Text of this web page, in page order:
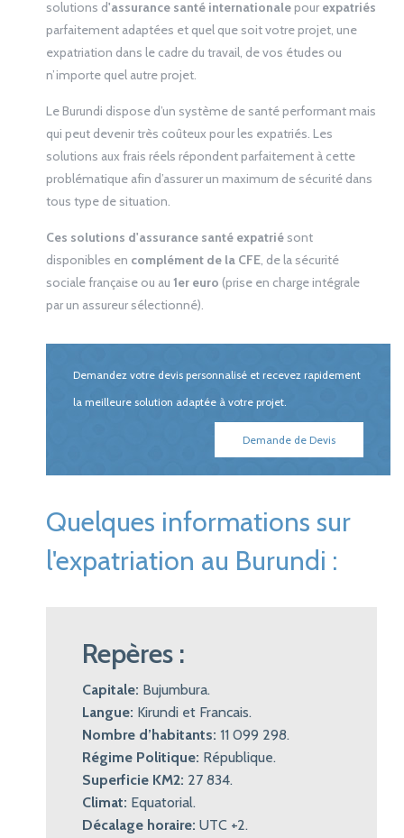
solutions d'assurance santé internationalepour expatriés
parfaitement adaptées et quel que soit votre projet, une
expatriation dans le cadre du travail, de vos études ou
n’importe quel autre projet.
Le Burundi dispose d’un système de santé performant mais
qui peut devenir très coûteux pour les expatriés. Les
solutions aux frais réels répondent parfaitement à cette
problématique afin d’assurer un maximum de sécurité dans
tous type de situation.
Ces solutions d'assurance santé expatriésont
disponibles en complément de la CFE, de la sécurité
sociale française ou au 1ereuro (prise en charge intégrale
par un assureur sélectionné).
Demandez votre devis personnalisé et recevez rapidement
la meilleure solution adaptée à votre projet.
Demande de Devis
Quelques informations sur
l'expatriation au Burundi :
Repères :
Capitale: Bujumbura.
Langue: Kirundi et Francais.
Nombre d’habitants: 11 099 298.
Régime Politique: République.
Superficie KM2: 27 834.
Climat: Equatorial.
Décalage horaire: UTC +2.